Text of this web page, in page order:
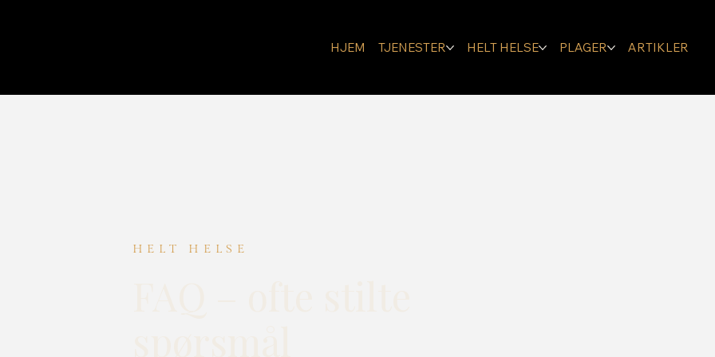
HJEM TJENESTER HELT HELSE PLAGER ARTIKLER
HELT HELSE